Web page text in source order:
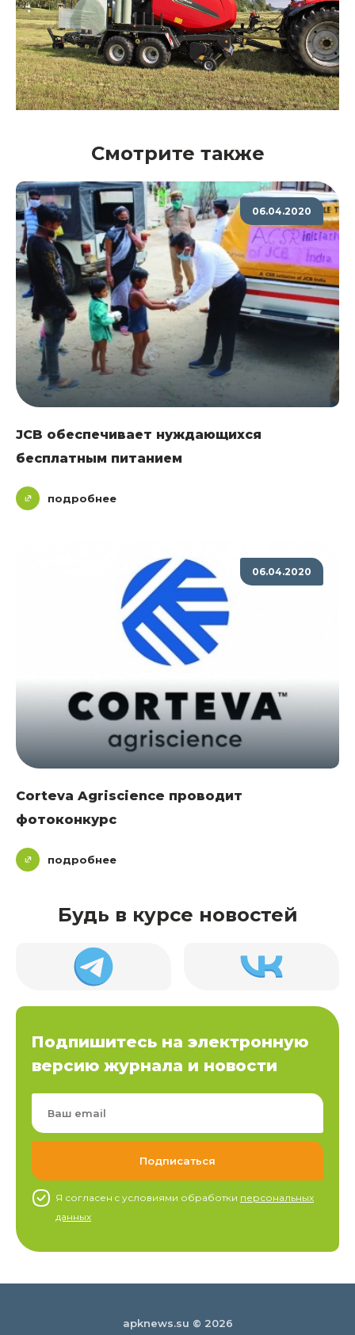
Смотрите также
06.04.2020
JCB обеспечивает нуждающихся
бесплатным питанием
подробнее
06.04.2020
Corteva Agriscience проводит
фотоконкурс
подробнее
Будь в курсе новостей
Подпишитесь на электронную
версию журнала и новости
Я согласен c условиями обработки персональных
данных
apknews.su © 2026